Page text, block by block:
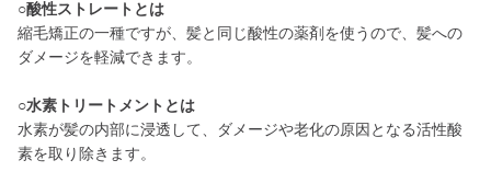
○酸性ストレートとは
縮毛矯正の一種ですが、髪と同じ酸性の薬剤を使うので、髪への
ダメージを軽減できます。
○水素トリートメントとは
水素が髪の内部に浸透して、ダメージや老化の原因となる活性酸
素を取り除きます。